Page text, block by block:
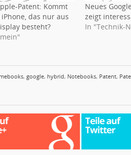
Patent: Kommt
das nur aus
besteht?
Neues
zeigt
In "Technik-
, google, hybrid, Notebooks, Patent,